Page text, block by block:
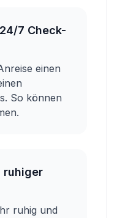
7 Check-
einen
So können
ruhiger
ruhig und